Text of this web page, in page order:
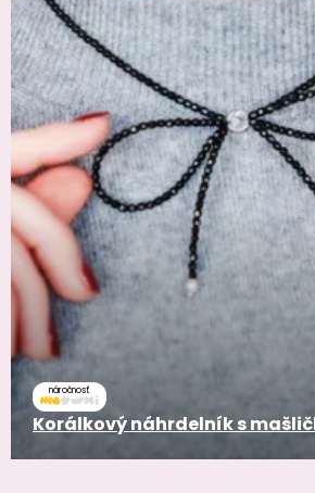
náročnosť
Korálkový náhrdelník s